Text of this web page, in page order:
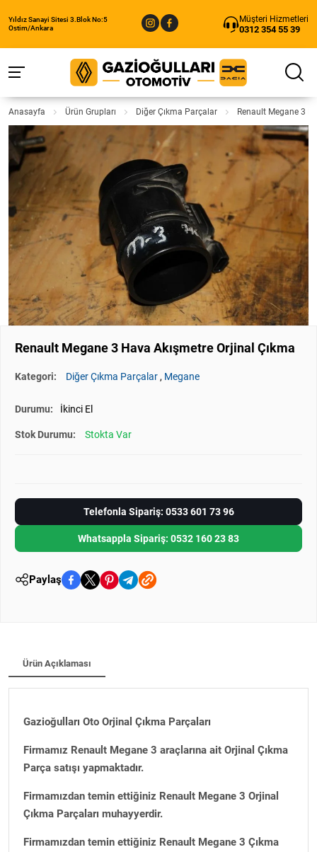
Yıldız Sanayi Sitesi 3.Blok No:5
Ostim/Ankara
Müşteri Hizmetleri
0312 354 55 39
Anasayfa Ürün Grupları Diğer Çıkma Parçalar Renault Megane 3
Renault Megane 3 Hava Akışmetre Orjinal Çıkma
Kategori: Diğer Çıkma Parçalar , Megane
Durumu: İkinci El
Stok Durumu: Stokta Var
Telefonla Sipariş: 0533 601 73 96
Whatsappla Sipariş: 0532 160 23 83
Paylaş
Ürün Açıklaması
Gazioğulları Oto Orjinal Çıkma Parçaları
Firmamız Renault Megane 3 araçlarına ait Orjinal Çıkma
Parça satışı yapmaktadır.
Firmamızdan temin ettiğiniz Renault Megane 3 Orjinal
Çıkma Parçaları muhayyerdir.
Firmamızdan temin ettiğiniz Renault Megane 3 Çıkma